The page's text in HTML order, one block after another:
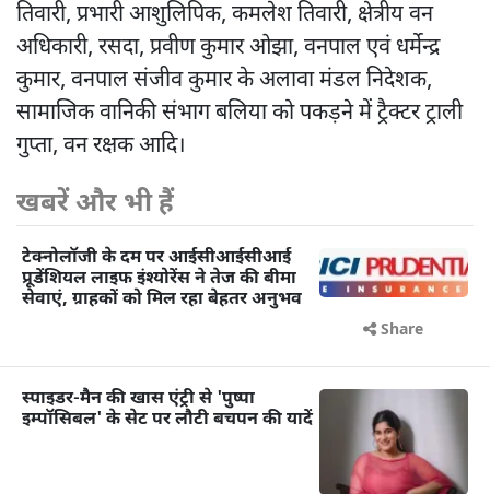
तिवारी, प्रभारी आशुलिपिक, कमलेश तिवारी, क्षेत्रीय वन
अधिकारी, रसदा, प्रवीण कुमार ओझा, वनपाल एवं धर्मेन्द्र
कुमार, वनपाल संजीव कुमार के अलावा मंडल निदेशक,
सामाजिक वानिकी संभाग बलिया को पकड़ने में ट्रैक्टर ट्राली
गुप्ता, वन रक्षक आदि।
खबरें और भी हैं
टेक्नोलॉजी के दम पर आईसीआईसीआई
प्रूडेंशियल लाइफ इंश्योरेंस ने तेज की बीमा
सेवाएं, ग्राहकों को मिल रहा बेहतर अनुभव
Share
स्पाइडर-मैन की खास एंट्री से 'पुष्पा
इम्पॉसिबल' के सेट पर लौटी बचपन की यादें